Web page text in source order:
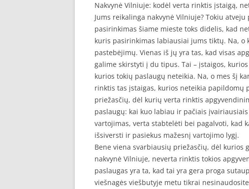
SEO STRAIPSNIU TALPINIMAS
Nakvynė Vilniuje: kodėl verta rinktis įstaigą,
Jums reikalinga nakvynė Vilniuje? Tokiu
pasirinkimas šiame mieste toks didelis, kad
kuris pasirinkimas labiausiai jums tiktų. Na,
pastebėjimų. Vienas iš jų yra tas, kad visas
galime skirstyti į du tipus. Tai – įstaigos,
kurios tokių paslaugų neteikia. Na, o mes šį
rinktis tas įstaigas, kurios neteikia papildomų
priežasčių, dėl kurių verta rinktis
paslaugų: kai kuo labiau ir pačiais
vartojimas, verta stabtelėti bei pagalvoti, kad
išsiversti ir pasiekus mažesnį vartojimo lygį.
Bene viena svarbiausių priežasčių, dėl
nakvynė Vilniuje, neverta rinktis tokios
paslaugas yra ta, kad tai yra gera proga
viešnagės viešbutyje metu tikrai